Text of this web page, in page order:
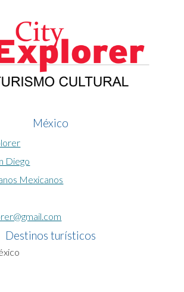
México
Diego
Mexicanos
Destinos turísticos